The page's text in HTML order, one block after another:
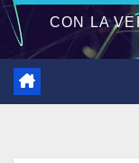
CON LA